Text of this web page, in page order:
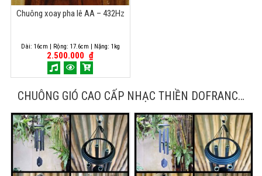
Chuông xoay pha lê AA – 432Hz
Dài: 16cm | Rộng: 17.6cm | Nặng: 1kg
2.500.000 ₫
CHUÔNG GIÓ CAO CẤP NHẠC THIỀN DOFRANCE
ỐNG <60MM